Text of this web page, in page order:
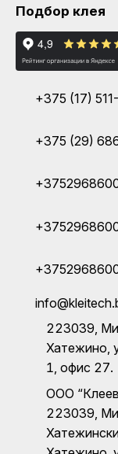
Подбор клея
+375 (17)
+375 (29)
223039,
Хатежино,
1, офис 27.
ООО
223039,